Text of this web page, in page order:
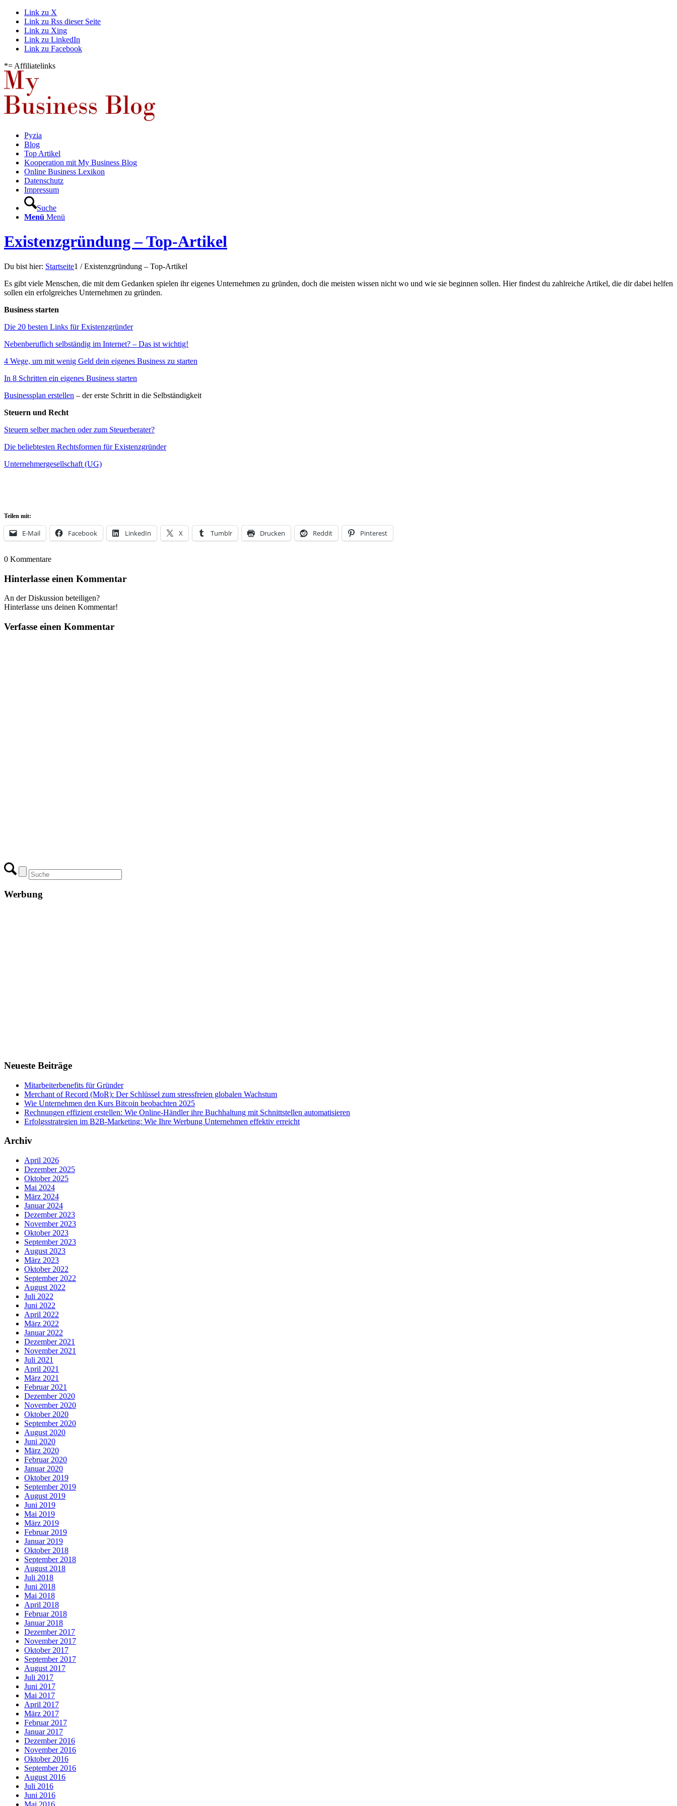
Link zu X
Link zu Rss dieser Seite
Link zu Xing
Link zu LinkedIn
Link zu Facebook
*= Affiliatelinks
Pyzia
Blog
Top Artikel
Kooperation mit My Business Blog
Online Business Lexikon
Datenschutz
Impressum
Suche
Menü Menü
Existenzgründung – Top-Artikel
Du bist hier: Startseite1 / Existenzgründung – Top-Artikel
Es gibt viele Menschen, die mit dem Gedanken spielen ihr eigenes Unternehmen zu gründen, doch die meisten wissen nicht wo und wie sie beginnen sollen. Hier findest du zahlreiche Artikel, die dir dabei helfen
sollen ein erfolgreiches Unternehmen zu gründen.
Business starten
Die 20 besten Links für Existenzgründer
Nebenberuflich selbständig im Internet? – Das ist wichtig!
4 Wege, um mit wenig Geld dein eigenes Business zu starten
In 8 Schritten ein eigenes Business starten
Businessplan erstellen – der erste Schritt in die Selbständigkeit
Steuern und Recht
Steuern selber machen oder zum Steuerberater?
Die beliebtesten Rechtsformen für Existenzgründer
Unternehmergesellschaft (UG)
Teilen mit:
E-Mail Facebook LinkedIn X Tumblr Drucken Reddit Pinterest
0 Kommentare
Hinterlasse einen Kommentar
An der Diskussion beteiligen?
Hinterlasse uns deinen Kommentar!
Verfasse einen Kommentar
Werbung
Neueste Beiträge
Mitarbeiterbenefits für Gründer
Merchant of Record (MoR): Der Schlüssel zum stressfreien globalen Wachstum
Wie Unternehmen den Kurs Bitcoin beobachten 2025
Rechnungen effizient erstellen: Wie Online-Händler ihre Buchhaltung mit Schnittstellen automatisieren
Erfolgsstrategien im B2B-Marketing: Wie Ihre Werbung Unternehmen effektiv erreicht
Archiv
April 2026
Dezember 2025
Oktober 2025
Mai 2024
März 2024
Januar 2024
Dezember 2023
November 2023
Oktober 2023
September 2023
August 2023
März 2023
Oktober 2022
September 2022
August 2022
Juli 2022
Juni 2022
April 2022
März 2022
Januar 2022
Dezember 2021
November 2021
Juli 2021
April 2021
März 2021
Februar 2021
Dezember 2020
November 2020
Oktober 2020
September 2020
August 2020
Juni 2020
März 2020
Februar 2020
Januar 2020
Oktober 2019
September 2019
August 2019
Juni 2019
Mai 2019
März 2019
Februar 2019
Januar 2019
Oktober 2018
September 2018
August 2018
Juli 2018
Juni 2018
Mai 2018
April 2018
Februar 2018
Januar 2018
Dezember 2017
November 2017
Oktober 2017
September 2017
August 2017
Juli 2017
Juni 2017
Mai 2017
April 2017
März 2017
Februar 2017
Januar 2017
Dezember 2016
November 2016
Oktober 2016
September 2016
August 2016
Juli 2016
Juni 2016
Mai 2016